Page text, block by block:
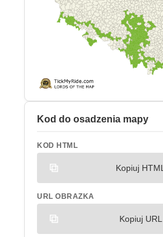
Kod do osadzenia mapy
KOD HTML
Kopiuj HTML
URL OBRAZKA
Kopiuj URL